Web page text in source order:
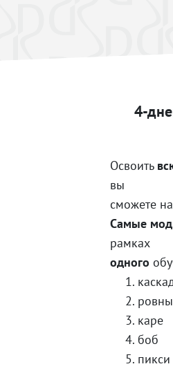
4-
Освоить
вы
сможете
Самые
рамках
одного
каре
боб
пикси